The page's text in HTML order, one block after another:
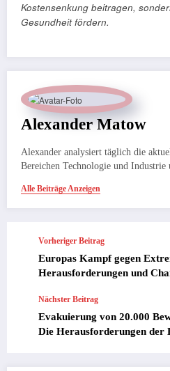
Kostensenkung beitragen,
Gesundheit fördern.
Alexander Matow
Alexander analysiert täglich die
Bereichen Technologie und Industrie
Alle Beiträge Anzeigen
Vorheriger Beitrag
Europas Kampf gegen
Herausforderungen und
Nächster Beitrag
Evakuierung von 20.000
Die Herausforderungen der